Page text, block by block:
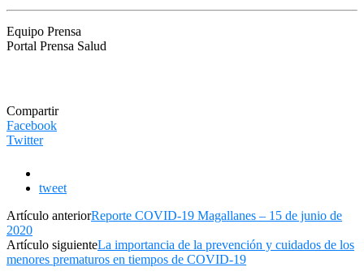
Equipo Prensa
Portal Prensa Salud
Compartir
Facebook
Twitter
tweet
Artículo anteriorReporte COVID-19 Magallanes – 15 de junio de
2020
Artículo siguienteLa importancia de la prevención y cuidados de los
menores prematuros en tiempos de COVID-19